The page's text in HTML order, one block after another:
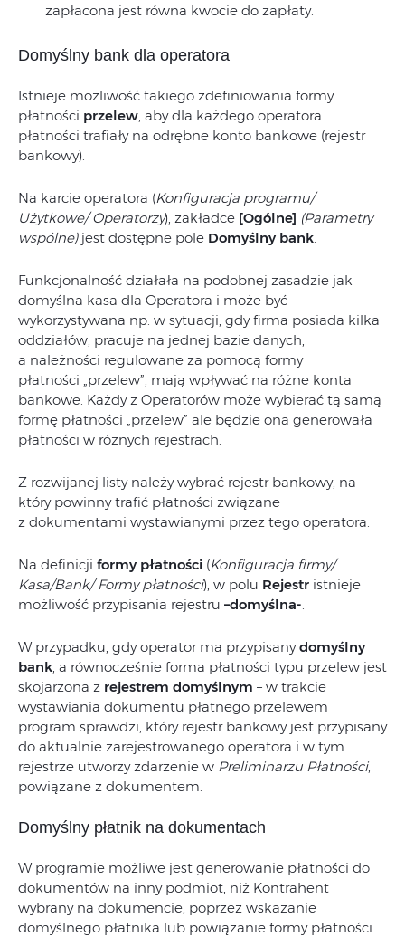
zapłacona jest równa kwocie do zapłaty.
Domyślny bank dla operatora
Istnieje możliwość takiego zdefiniowania formy
płatności przelew , aby dla każdego operatora
płatności trafiały na odrębne konto bankowe (rejestr
bankowy).
Na karcie operatora (Konfiguracja programu/
Użytkowe/ Operatorzy), zakładce [Ogólne] (Parametry
wspólne) jest dostępne pole Domyślny bank
Funkcjonalność działała na podobnej zasadzie jak
domyślna kasa dla Operatora i może być
wykorzystywana np. w sytuacji, gdy firma posiada kilka
oddziałów, pracuje na jednej bazie danych,
a należności regulowane za pomocą formy
płatności „przelew”, mają wpływać na różne konta
bankowe. Każdy z Operatorów może wybierać tą samą
formę płatności „przelew” ale będzie ona generowała
płatności w różnych rejestrach.
Z rozwijanej listy należy wybrać rejestr bankowy, na
który powinny trafić płatności związane
z dokumentami wystawianymi przez tego operatora.
Na definicji formy płatności (Konfiguracja firmy/
Kasa/Bank/ Formy płatności), w polu Rejestr istnieje
możliwość przypisania rejestru –domyślna-
W przypadku, gdy operator ma przypisanydomyślny
bank , a równocześnie forma płatności typu przelew jest
skojarzona z rejestrem domyślnym – w trakcie
wystawiania dokumentu płatnego przelewem
program sprawdzi, który rejestr bankowy jest przypisany
do aktualnie zarejestrowanego operatora i w tym
rejestrze utworzy zdarzenie w Preliminarzu Płatności,
powiązane z dokumentem.
Domyślny płatnik na dokumentach
W programie możliwe jest generowanie płatności do
dokumentów na inny podmiot, niż Kontrahent
wybrany na dokumencie, poprzez wskazanie
domyślnego płatnika lub powiązanie formy płatności